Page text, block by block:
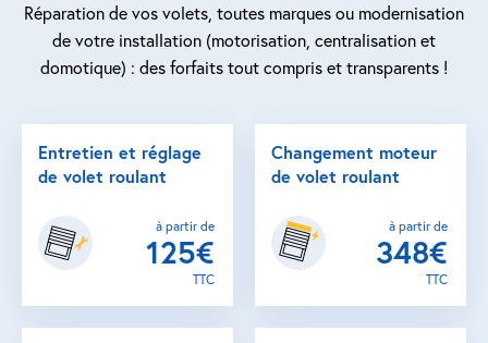
Réparation de vos volets, toutes marques ou modernisation
de votre installation (motorisation, centralisation et
domotique) : des forfaits tout compris et transparents !
Entretien et réglage
de volet roulant
à partir de
125€
TTC
Changement moteur
de volet roulant
à partir de
348€
TTC